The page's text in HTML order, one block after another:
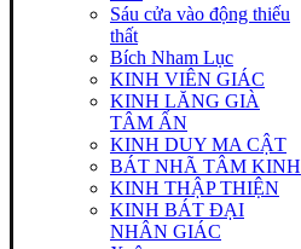
Sáu cửa vào động thiếu
thất
Bích Nham Lục
KINH VIÊN GIÁC
KINH LĂNG GIÀ
TÂM ẤN
KINH DUY MA CẬT
BÁT NHÃ TÂM KINH
KINH THẬP THIỆN
KINH BÁT ĐẠI
NHÂN GIÁC